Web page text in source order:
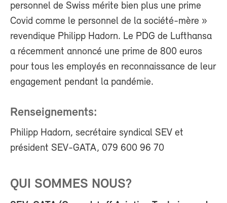
personnel de Swiss mérite bien plus une prime
Covid comme le personnel de la société-mère »
revendique Philipp Hadorn. Le PDG de Lufthansa
a récemment annoncé une prime de 800 euros
pour tous les employés en reconnaissance de leur
engagement pendant la pandémie.
Renseignements:
Philipp Hadorn, secrétaire syndical SEV et
président SEV-GATA, 079 600 96 70
QUI SOMMES NOUS?